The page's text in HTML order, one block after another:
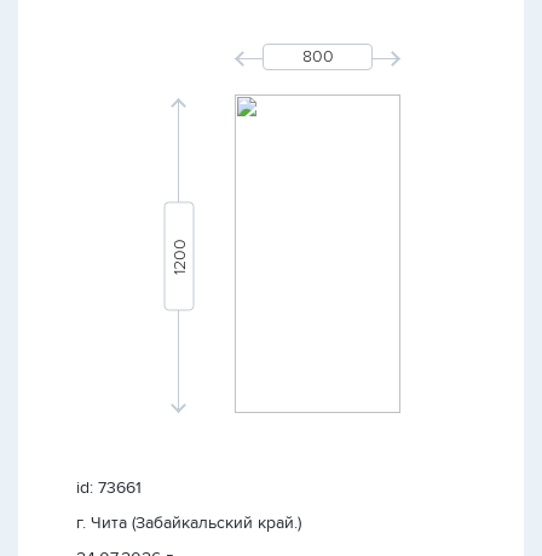
id: 73661
г. Чита (Забайкальский край.)